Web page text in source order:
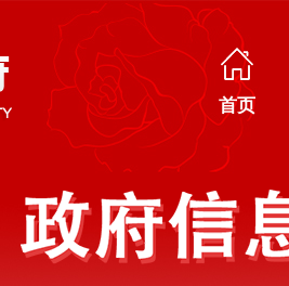
首页